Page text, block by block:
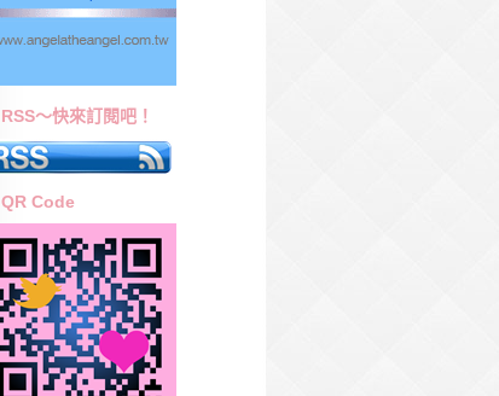
RSS～快來訂閱吧！
QR Code